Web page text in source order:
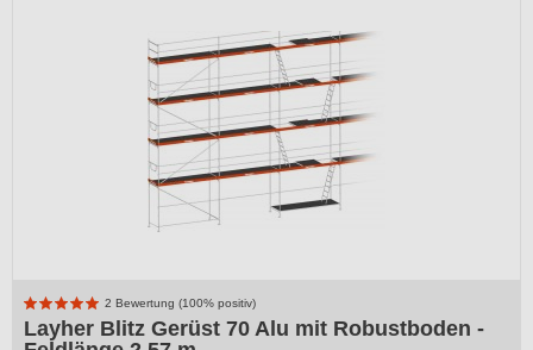
2 Bewertung (100% positiv)
Layher Blitz Gerüst 70 Alu mit Robustboden -